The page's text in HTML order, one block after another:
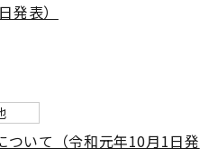
発表）
ついて（令和元年10月1日発